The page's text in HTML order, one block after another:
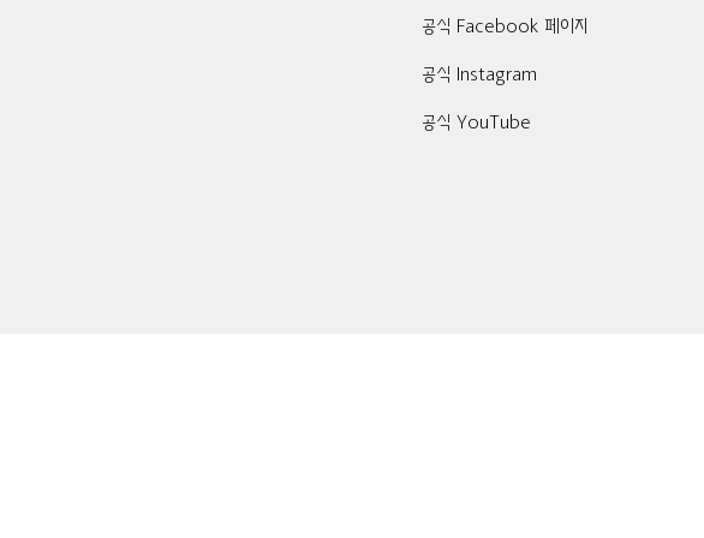
공식 Facebook 페이지
공식 Instagram
공식 YouTube